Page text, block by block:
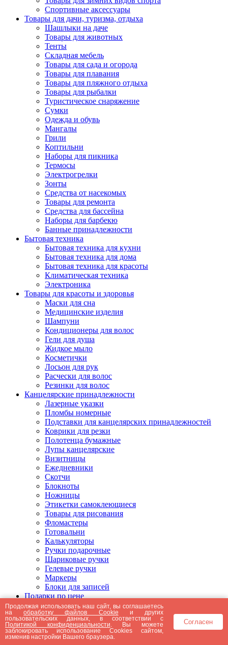
Спортивные аксессуары
Товары для дачи, туризма, отдыха
Шашлыки на даче
Товары для животных
Тенты
Складная мебель
Товары для сада и огорода
Товары для плавания
Товары для пляжного отдыха
Товары для рыбалки
Туристическое снаряжение
Сумки
Одежда и обувь
Мангалы
Грили
Коптильни
Наборы для пикника
Термосы
Электрогрелки
Зонты
Средства от насекомых
Товары для ремонта
Средства для бассейна
Наборы для барбекю
Банные принадлежности
Бытовая техника
Бытовая техника для кухни
Бытовая техника для дома
Бытовая техника для красоты
Климатическая техника
Электроника
Товары для красоты и здоровья
Маски для сна
Медицинские изделия
Шампуни
Кондиционеры для волос
Гели для душа
Жидкое мыло
Косметички
Лосьон для рук
Расчески для волос
Резинки для волос
Канцелярские принадлежности
Лазерные указки
Пломбы номерные
Подставки для канцелярских принадлежностей
Коврики для резки
Полотенца бумажные
Лупы канцелярские
Визитницы
Ежедневники
Скотчи
Блокноты
Ножницы
Этикетки самоклеющиеся
Товары для рисования
Фломастеры
Готовальни
Калькуляторы
Ручки подарочные
Шариковые ручки
Гелевые ручки
Маркеры
Блоки для записей
Подарки по цене
Подарки от 5000 рублей
Подарки до 5000 рублей
Подарки до 3000 рублей
Подарки до 2000 рублей
Подарки до 1000 рублей
Продолжая использовать наш сайт, вы соглашаетесь
наобработку файлов Cookie и других
пользовательских данных, в соответствии с
Политикой конфиденциальности . Вы можете
заблокировать использование Cookies сайтом,
изменив настройки Вашего браузера.
Согласен